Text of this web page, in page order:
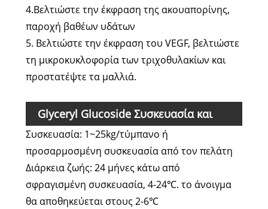
4.Βελτιώστε την έκφραση της ακουαπορίνης,
παροχή βαθέων υδάτων
5. Βελτιώστε την έκφραση του VEGF, βελτιώστε
τη μικροκυκλοφορία των τριχοθυλακίων και
προστατέψτε τα μαλλιά.
Glyceryl Glucoside Συσκευασία και
διάρκεια ζωής
Συσκευασία: 1~25kg/τύμπανο ή
προσαρμοσμένη συσκευασία από τον πελάτη
Διάρκεια ζωής: 24 μήνες κάτω από
σφραγισμένη συσκευασία, 4-24℃. το άνοιγμα
θα αποθηκεύεται στους 2-6℃